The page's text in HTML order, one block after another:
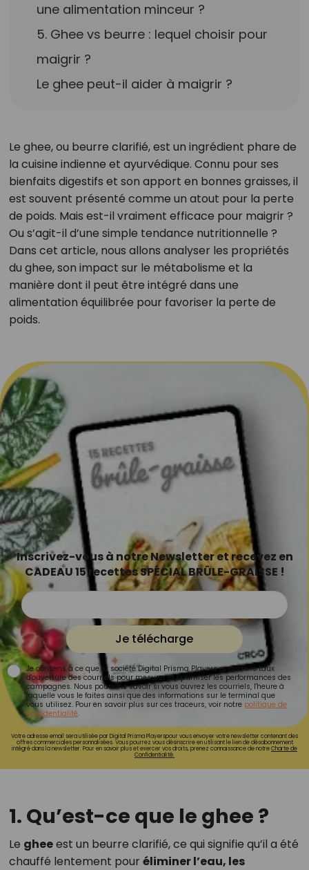
une alimentation minceur ?
5. Ghee vs beurre : lequel choisir pour
maigrir ?
Le ghee peut-il aider à maigrir ?
Le ghee, ou beurre clarifié, est un ingrédient phare de
la cuisine indienne et ayurvédique. Connu pour ses
bienfaits digestifs et son apport en bonnes graisses, il
est souvent présenté comme un atout pour la perte
de poids. Mais est-il vraiment efficace pour maigrir ?
Ou s’agit-il d’une simple tendance nutritionnelle ?
Dans cet article, nous allons analyser les propriétés
du ghee, son impact sur le métabolisme et la
manière dont il peut être intégré dans une
alimentation équilibrée pour favoriser la perte de
poids.
Inscrivez-vous à notre Newsletter et recevez en
CADEAU 15 recettes SPÉCIAL BRÛLE-GRAISSE !
Je télécharge
Je consens à ce que la société Digital Prisma Players analyse le taux
d'ouverture des courriels pour mesurer et optimiser les performances des
campagnes. Nous pourrons savoir si vous ouvrez les courriels, l'heure à
laquelle vous le faites ainsi que des informations sur le terminal que
vous utilisez. Pour en savoir plus sur ces traceurs, voir notre politique de
confidentialité.
Votre adresse email sera utilisée par Digital Prisma Playerspour vous envoyer votre newsletter contenant des
offres commerciales personnalisées. Vous pourrez vous désinscrire en utilisant le lien de désabonnement
intégré dans la newsletter. Pour en savoir plus et exercer vos droits, prenez connaissance de notreCharte de
Confidentialité.
1. Qu’est-ce que le ghee ?
Le gheeest un beurre clarifié, ce qui signifie qu’il a été
chauffé lentement pour éliminer l’eau, les